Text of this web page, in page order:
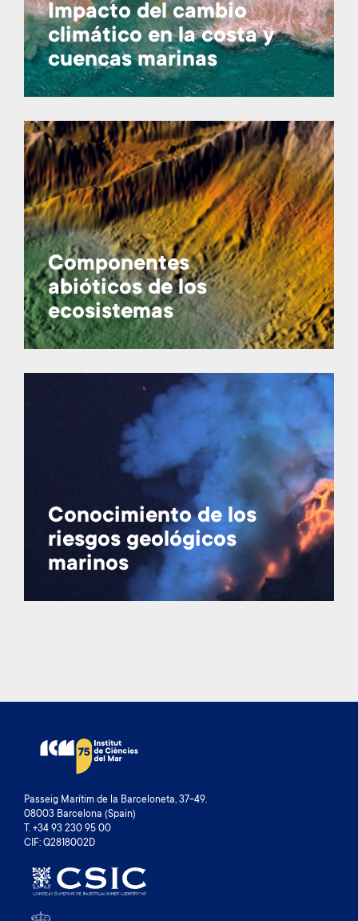
Impacto del cambio
climático en la costa y
cuencas marinas
Componentes
abióticos de los
ecosistemas
Conocimiento de los
riesgos geológicos
marinos
Passeig Marítim de la Barceloneta, 37-49.
08003 Barcelona (Spain)
T. +34 93 230 95 00
CIF: Q2818002D